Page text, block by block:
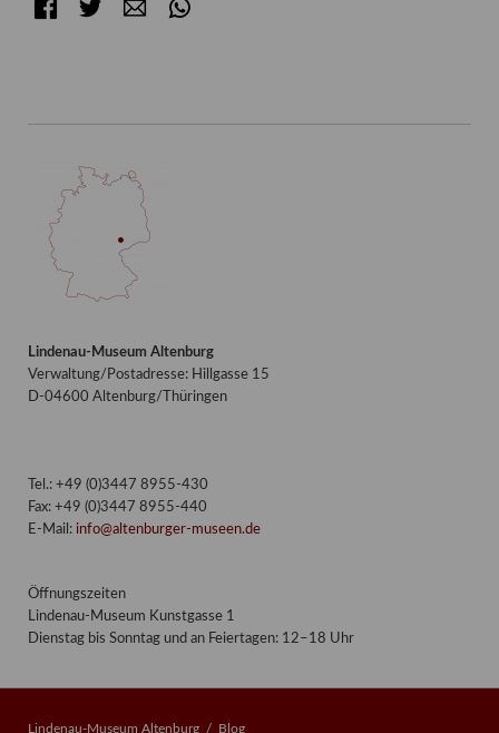
Lindenau-Museum Altenburg
Verwaltung/Postadresse: Hillgasse 15
D-04600 Altenburg/Thüringen
Tel.: +49 (0)3447 8955-430
Fax: +49 (0)3447 8955-440
E-Mail: info@altenburger-museen.de
Öffnungszeiten
Lindenau-Museum Kunstgasse 1
Dienstag bis Sonntag und an Feiertagen: 12–18 Uhr
Lindenau-Museum Altenburg Blog